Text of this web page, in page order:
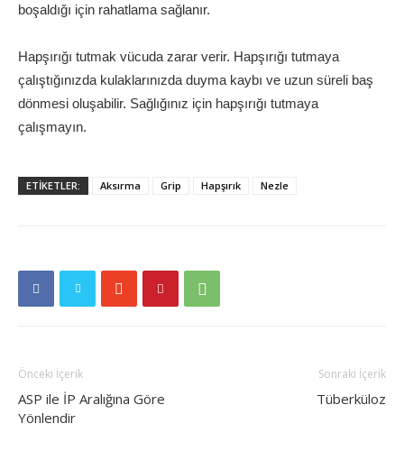
boşaldığı için rahatlama sağlanır.
Hapşırığı tutmak vücuda zarar verir. Hapşırığı tutmaya
çalıştığınızda kulaklarınızda duyma kaybı ve uzun süreli baş
dönmesi oluşabilir. Sağlığınız için hapşırığı tutmaya
çalışmayın.
ETİKETLER: Aksırma Grip Hapşırık Nezle
Önceki İçerik
ASP ile İP Aralığına Göre
Yönlendir
Sonraki İçerik
Tüberküloz